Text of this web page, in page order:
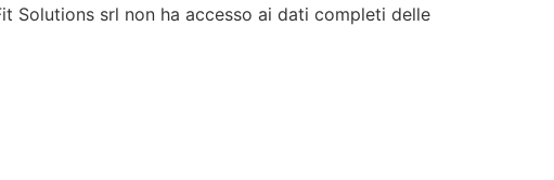
Solutions srl non ha accesso ai dati completi delle